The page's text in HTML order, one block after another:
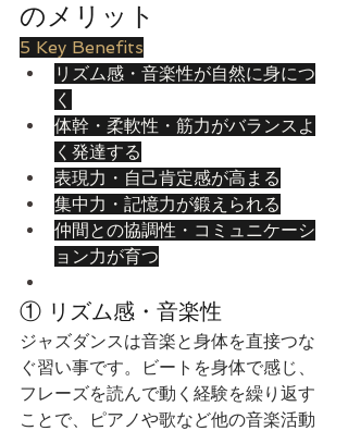
のメリット
5 Key Benefits
リズム感・音楽性が自然に身につ
く
体幹・柔軟性・筋力がバランスよ
く発達する
表現力・自己肯定感が高まる
集中力・記憶力が鍛えられる
仲間との協調性・コミュニケーシ
ョン力が育つ
① リズム感・音楽性
ジャズダンスは音楽と身体を直接つな
ぐ習い事です。ビートを身体で感じ、
フレーズを読んで動く経験を繰り返す
ことで、ピアノや歌など他の音楽活動